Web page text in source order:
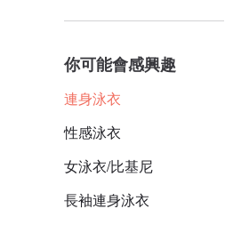
你可能會感興趣
連身泳衣
性感泳衣
女泳衣/比基尼
長袖連身泳衣